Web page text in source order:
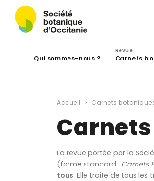
Qui sommes-nous ?
Revue
Carnets
Accueil Carnets
La revue portée par la
(forme standard : Carnets
tous. Elle traite de tous les